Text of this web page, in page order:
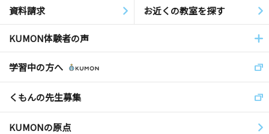
資料請求 お近くの教室を探す
KUMON体験者の声
学習中の方へ
くもんの先生募集
KUMONの原点